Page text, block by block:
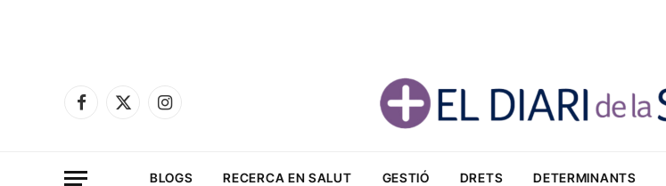
Facebook
X
Instagram
BLOGS RECERCA EN SALUT GESTIÓ DRETS DETERMINANTS